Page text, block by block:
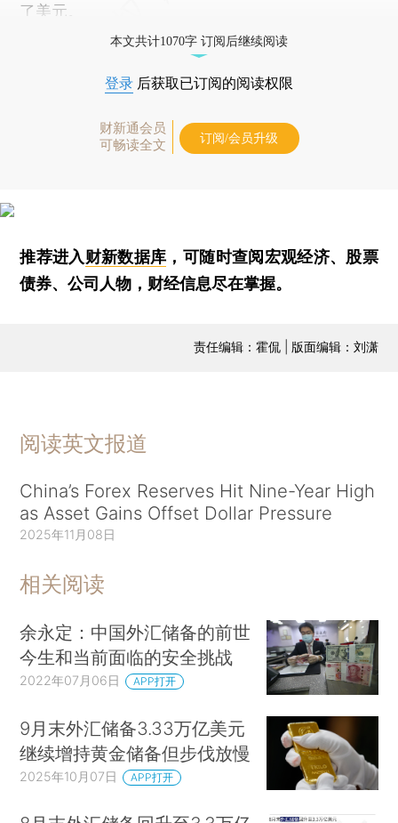
了美元。
本文共计1070字 订阅后继续阅读
登录 后获取已订阅的阅读权限
财新通会员
可畅读全文
订阅/会员升级
推荐进入财新数据库 ，可随时查阅宏观经济、股票
债券、公司人物，财经信息尽在掌握。
责任编辑：霍侃 | 版面编辑：刘潇
阅读英文报道
China’s Forex Reserves Hit Nine-Year High
as Asset Gains Offset Dollar Pressure
2025年11月08日
相关阅读
余永定：中国外汇储备的前世
今生和当前面临的安全挑战
2022年07月06日 APP打开
9月末外汇储备3.33万亿美元
继续增持黄金储备但步伐放慢
2025年10月07日 APP打开